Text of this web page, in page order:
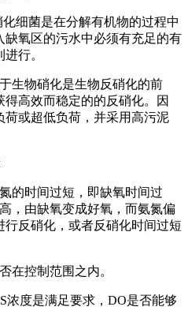
菌是在分解有机物的过程中
氧区的污水中必须有充足的有
行。
物硝化是生物反硝化的前
高效而稳定的的反硝化。因
或超低负荷，并采用高污泥
时间过短，即缺氧时间过
，由缺氧变成好氧，而氨氮偏
反硝化，或者反硝化时间过短
控制范围之内。
度是满足要求，DO是否能够